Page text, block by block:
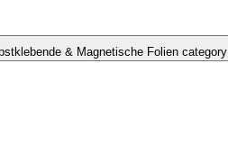
& Magnetische Folien category